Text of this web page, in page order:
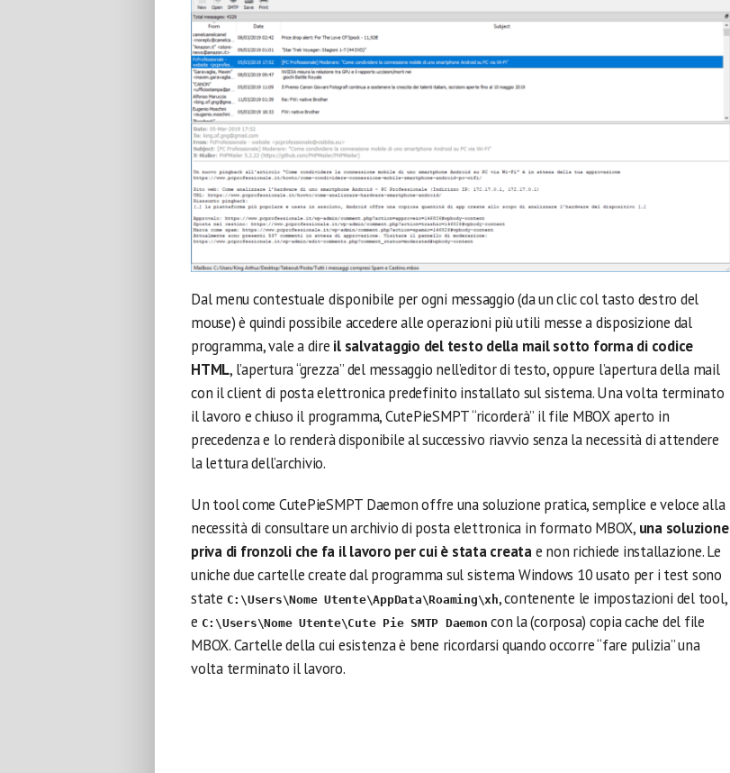
Dal menu contestuale disponibile per ogni messaggio (da un clic col tasto destro del
mouse) è quindi possibile accedere alle operazioni più utili messe a disposizione dal
programma, vale a dire il salvataggio del testo della mail sotto forma di codice
HTML, l’apertura “grezza” del messaggio nell’editor di testo, oppure l’apertura della mail
con il client di posta elettronica predefinito installato sul sistema. Una volta terminato
il lavoro e chiuso il programma, CutePieSMPT “ricorderà” il file MBOX aperto in
precedenza e lo renderà disponibile al successivo riavvio senza la necessità di attendere
la lettura dell’archivio.
Un tool come CutePieSMPT Daemon offre una soluzione pratica, semplice e veloce alla
necessità di consultare un archivio di posta elettronica in formato MBOX, una soluzione
priva di fronzoli che fa il lavoro per cui è stata creatae non richiede installazione. Le
uniche due cartelle create dal programma sul sistema Windows 10 usato per i test sono
state C:\Users\Nome Utente\AppData\Roaming\xh, contenente le impostazioni del tool,
e C:\Users\Nome Utente\Cute Pie SMTP Daemon con la (corposa) copia cache del file
MBOX. Cartelle della cui esistenza è bene ricordarsi quando occorre “fare pulizia” una
volta terminato il lavoro.